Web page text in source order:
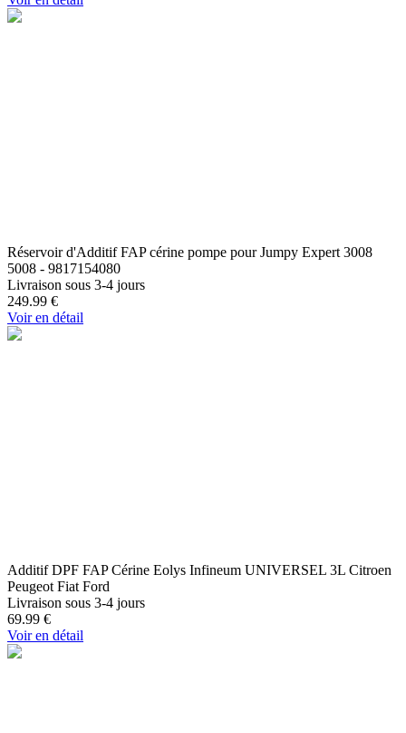
Réservoir d'Additif FAP cérine pompe pour Jumpy Expert 3008
5008 - 9817154080
Livraison sous 3-4 jours
249.99 €
Voir en détail
Additif DPF FAP Cérine Eolys Infineum UNIVERSEL 3L Citroen
Peugeot Fiat Ford
Livraison sous 3-4 jours
69.99 €
Voir en détail